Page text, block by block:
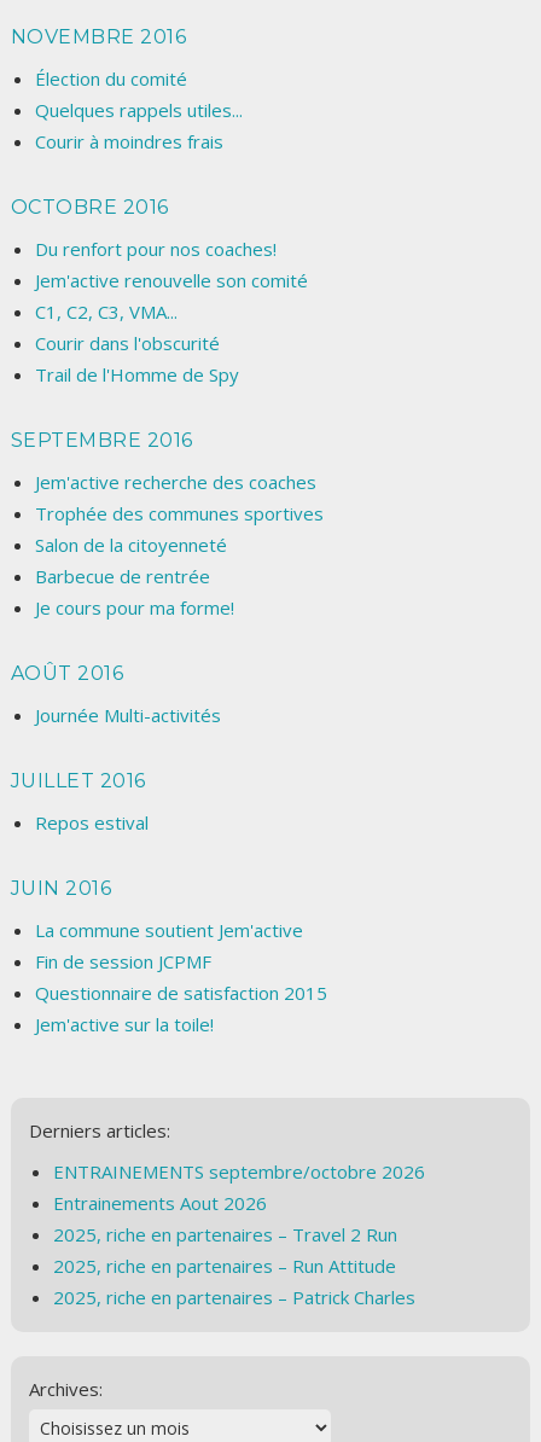
NOVEMBRE 2016
Élection du comité
Quelques rappels utiles...
Courir à moindres frais
OCTOBRE 2016
Du renfort pour nos coaches!
Jem'active renouvelle son comité
C1, C2, C3, VMA...
Courir dans l'obscurité
Trail de l'Homme de Spy
SEPTEMBRE 2016
Jem'active recherche des coaches
Trophée des communes sportives
Salon de la citoyenneté
Barbecue de rentrée
Je cours pour ma forme!
AOÛT 2016
Journée Multi-activités
JUILLET 2016
Repos estival
JUIN 2016
La commune soutient Jem'active
Fin de session JCPMF
Questionnaire de satisfaction 2015
Jem'active sur la toile!
Derniers articles:
ENTRAINEMENTS septembre/octobre 2026
Entrainements Aout 2026
2025, riche en partenaires – Travel 2 Run
2025, riche en partenaires – Run Attitude
2025, riche en partenaires – Patrick Charles
Archives: